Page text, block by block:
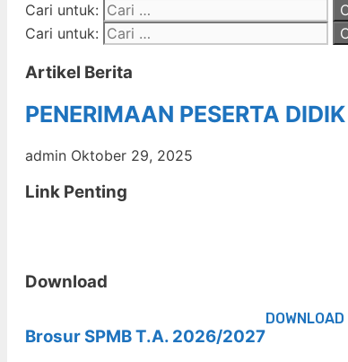
Cari untuk:
Cari untuk:
Artikel Berita
PENERIMAAN PESERTA
admin Oktober 29, 2025
Link Penting
Download
Brosur SPMB T.A. 2026/2027
DOWNLOAD